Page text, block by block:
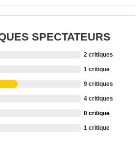
SPECTATEURS
2 critiques
1 critique
9 critiques
4 critiques
0 critique
1 critique